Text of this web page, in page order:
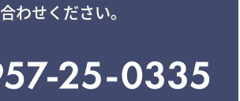
合わせください。